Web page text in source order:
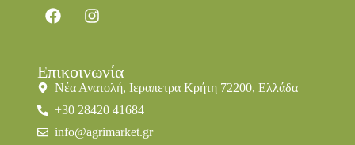
Επικοινωνία
Νέα Ανατολή, Ιεραπετρα Κρήτη 72200, Ελλάδα
+30 28420 41684
info@agrimarket.gr